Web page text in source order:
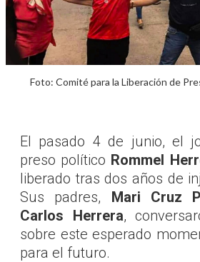
Foto: Comité para la Liberación de
El pasado 4 de junio, el
preso político Rommel
liberado tras dos años de
Sus padres, Mari Cruz
Carlos Herrera,
sobre este esperado
para el futuro.